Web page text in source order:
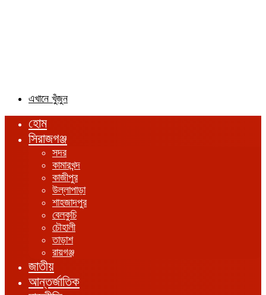
এখানে খুঁজুন
হোম
সিরাজগঞ্জ
সদর
কামারখন্দ
কাজীপুর
উল্লাপাড়া
শাহজাদপুর
বেলকুচি
চৌহালী
তাড়াশ
রায়গঞ্জ
জাতীয়
আন্তর্জাতিক